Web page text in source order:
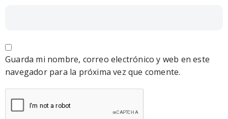
Guarda mi nombre, correo electrónico y web en este
navegador para la próxima vez que comente.